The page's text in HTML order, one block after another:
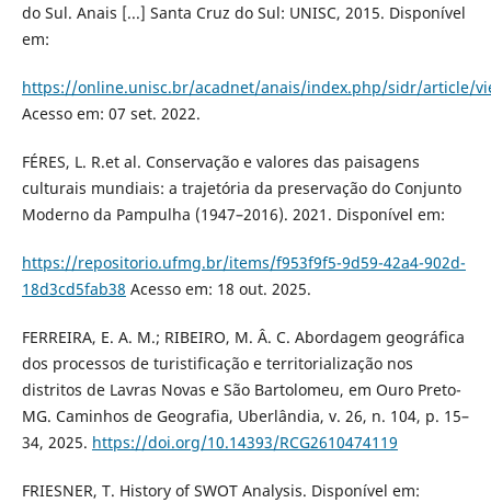
do Sul. Anais [...] Santa Cruz do Sul: UNISC, 2015. Disponível
em:
https://online.unisc.br/acadnet/anais/index.php/sidr/article/
Acesso em: 07 set. 2022.
FÉRES, L. R.et al. Conservação e valores das paisagens
culturais mundiais: a trajetória da preservação do Conjunto
Moderno da Pampulha (1947–2016). 2021. Disponível em:
https://repositorio.ufmg.br/items/f953f9f5-9d59-42a4-902d-
18d3cd5fab38 Acesso em: 18 out. 2025.
FERREIRA, E. A. M.; RIBEIRO, M. Â. C. Abordagem geográfica
dos processos de turistificação e territorialização nos
distritos de Lavras Novas e São Bartolomeu, em Ouro Preto-
MG. Caminhos de Geografia, Uberlândia, v. 26, n. 104, p. 15–
34, 2025. https://doi.org/10.14393/RCG2610474119
FRIESNER, T. History of SWOT Analysis. Disponível em: